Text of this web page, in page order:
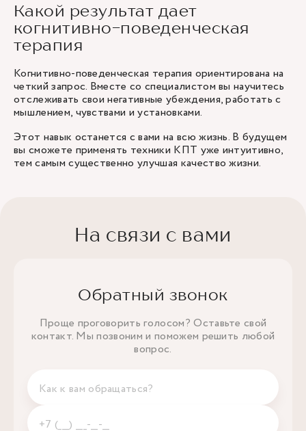
Какой результат дает
когнитивно-поведенческая
терапия
Когнитивно-поведенческая терапия ориентирована на
четкий запрос. Вместе со специалистом вы научитесь
отслеживать свои негативные убеждения, работать с
мышлением, чувствами и установками.
Этот навык останется с вами на всю жизнь. В будущем
вы сможете применять техники КПТ уже интуитивно,
тем самым существенно улучшая качество жизни.
На связи с вами
Обратный звонок
Проще проговорить голосом? Оставьте свой
контакт. Мы позвоним и поможем решить любой
вопрос.